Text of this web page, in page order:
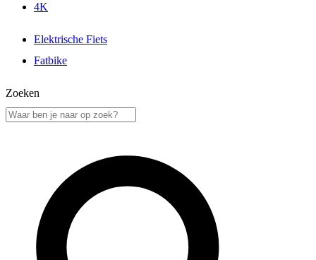
4K
Elektrische Fiets
Fatbike
Zoeken